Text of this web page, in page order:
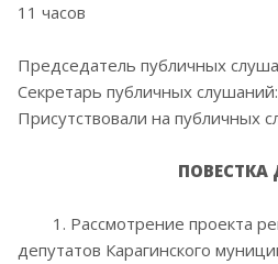
11 часов
Председатель публичных
Секретарь публичных
Присутствовали на публичных
ПОВЕСТКА
1. Рассмотрение проекта
депутатов Карагинского